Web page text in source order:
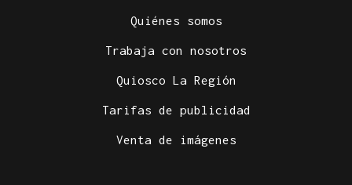
Quiénes somos
Trabaja con nosotros
Quiosco La Región
Tarifas de publicidad
Venta de imágenes